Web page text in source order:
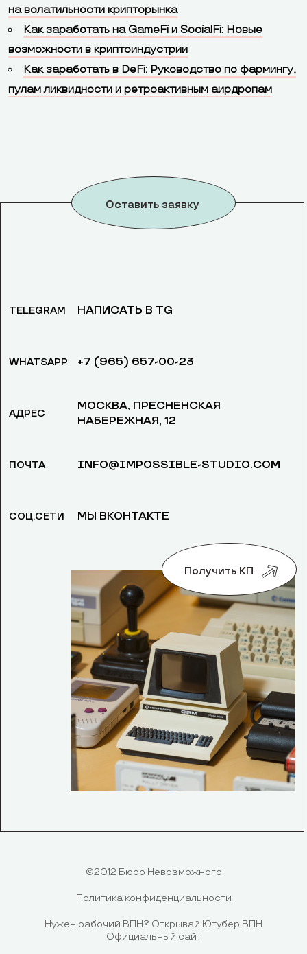
на волатильности крипторынка
Как заработать на GameFi и SocialFi: Новые
возможности в криптоиндустрии
Как заработать в DeFi: Руководство по фармингу,
пулам ликвидности и ретроактивным аирдропам
Оставить заявку
TELEGRAM
WHATSAPP
АДРЕС
ПОЧТА
СОЦ.СЕТИ
НАПИСАТЬ В TG
+7 (965) 657-00-23
МОСКВА, ​ПРЕСНЕНСКАЯ
НАБЕРЕЖНАЯ, 12
INFO@IMPOSSIBLE-STUDIO.COM
МЫ ВКОНТАКТЕ
Получить КП
©2012 Бюро Невозможного
Политика конфиденциальности
Нужен рабочий ВПН? Открывай Ютубер ВПН
Официальный сайт